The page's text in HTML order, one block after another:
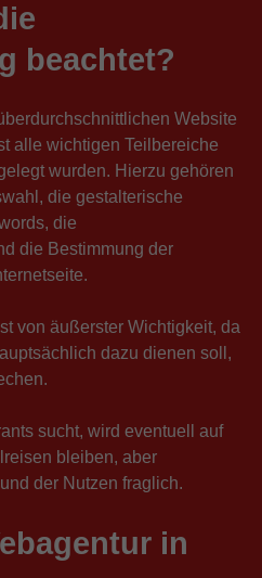
beachtet?
Website
alle wichtigen Teilbereiche
wurden. Hierzu gehören
die gestalterische
die
die Bestimmung der
von äußerster Wichtigkeit, da
dazu dienen soll,
sucht, wird eventuell auf
bleiben, aber
der Nutzen fraglich.
in